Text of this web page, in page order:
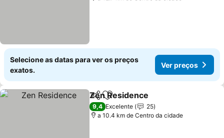
Selecione as datas para ver os preços
exatos.
Ver preços
PartilharAdicionar aos favoritos
Zen Residence
9,4 Excelente
25
a 10.4 km de Centro da cidade